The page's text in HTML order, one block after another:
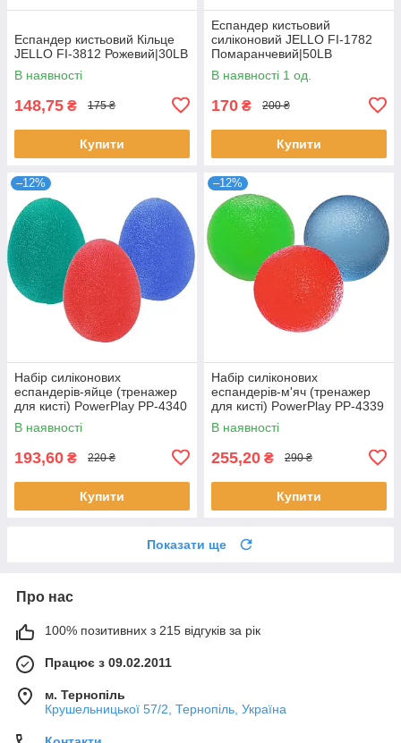
Еспандер кистьовий Кільце
JELLO FI-3812 Рожевий|30LB
В наявності
148,75 ₴ 175 ₴
Купити
Еспандер кистьовий
силіконовий JELLO FI-1782
Помаранчевий|50LB
В наявності 1 од.
170 ₴ 200 ₴
Купити
–12%
Набір силіконових
еспандерів-яйце (тренажер
для кисті) PowerPlay PP-4340
Power Grip Set (набір 3 шт.)
В наявності
193,60 ₴ 220 ₴
Купити
–12%
Набір силіконових
еспандерів-м'яч (тренажер
для кисті) PowerPlay PP-4339
Grip Ball Set (набір 3 шт.)
В наявності
255,20 ₴ 290 ₴
Купити
Показати ще
Про нас
100% позитивних з 215 відгуків за рік
Працює з 09.02.2011
м. Тернопіль
Крушельницької 57/2, Тернопіль, Україна